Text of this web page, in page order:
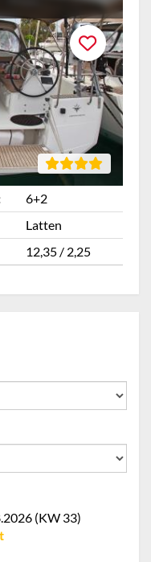
6+2
Latten
12,35 / 2,25
(KW 33)